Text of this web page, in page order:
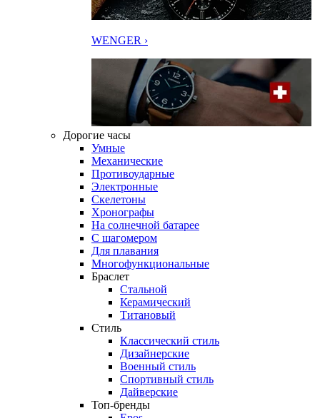
WENGER ›
Дорогие часы
Умные
Механические
Противоударные
Электронные
Скелетоны
Хронографы
На солнечной батарее
С шагомером
Для плавания
Многофункциональные
Браслет
Стальной
Керамический
Титановый
Стиль
Классический стиль
Дизайнерские
Военный стиль
Спортивный стиль
Дайверские
Топ-бренды